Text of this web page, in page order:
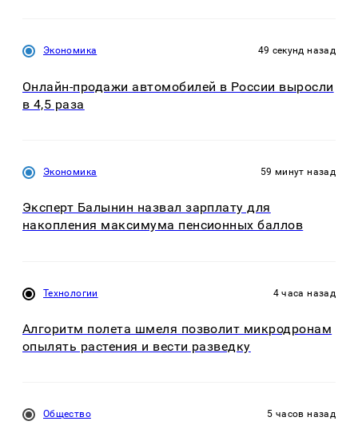
Экономика 49 секунд назад
Онлайн-продажи автомобилей в России выросли
в 4,5 раза
Экономика 59 минут назад
Эксперт Балынин назвал зарплату для
накопления максимума пенсионных баллов
Технологии 4 часа назад
Алгоритм полета шмеля позволит микродронам
опылять растения и вести разведку
Общество 5 часов назад